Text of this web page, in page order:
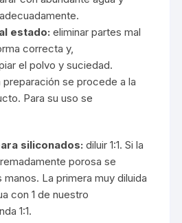
estado: eliminar partes mal
correcta y,
el polvo y suciedad.
preparación se procede a la
Para su uso se
siliconados: diluir 1:1. Si la
porosa se
La primera muy diluida
con 1 de nuestro
1:1.